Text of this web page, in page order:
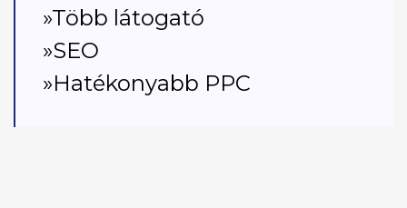
»Több látogató
»SEO
»Hatékonyabb PPC